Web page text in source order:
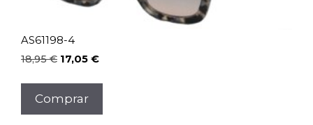
AS61198-4
18,95€ El
original
era:
18,95 €.
17,05 €El
actual
17,05 €.
Comprar